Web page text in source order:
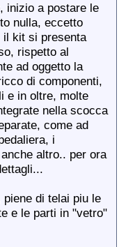
inizio a postare le
nulla, eccetto
kit si presenta
rispetto al
ad oggetto la
di componenti,
e in oltre, molte
nella scocca
come ad
i
altro.. per ora
di telai piu le
e le parti in "vetro"